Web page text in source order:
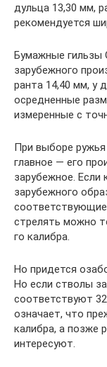
дульца 13,30 мм,
рекомендуется
Бумажные гильзы
зарубежного
ранта 14,40 мм, у
осредненные
измеренные с
При выборе
главное — его
зарубежное. Если
зарубежного
стрелять можно
го калибра.
Но придется
Но если стволы
соответствуют
означает, что
калибра, а позже
интересуют.